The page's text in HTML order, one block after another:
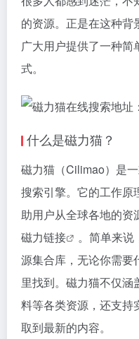
的资源。正是在这种背
广大用户提供了一种
式。
什么是磁力猫？
磁力猫 （Cilimao）是
搜索引擎。它的工作原
助用户从全球各地的资
磁力链接
。简单来说
源集合库，无论你需要
里找到。磁力猫不仅涵
料等各类资源，还支持
取到最新的内容。